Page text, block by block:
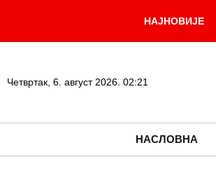
НАЈНОВИЈЕ
Четвртак, 6. август 2026. 02:21
НАСЛОВНА